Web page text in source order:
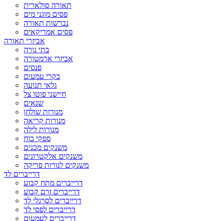
תאורה סולארית
פסים מוגני מים
נברשות תאורה
פסים אמריקאים
אביזרי תאורה
בתי נורה
אביזרי ארמטורה
פנסים
בקרי עמעום
גלאי תנועה
חיישני פוטו צל
שנאים
מנורות שולחן
מנורות קריאה
מנורות לילה
ספקי כוח
משנקים מכנים
משנקים אלקטרונים
משנקים לנורות פריקה
דרייברים לד
דרייברים מתח קבוע
דרייברים זרם קבוע
דרייברים לסרגלי לד
דרייברים לפסי לד
דרייברים לעמעום